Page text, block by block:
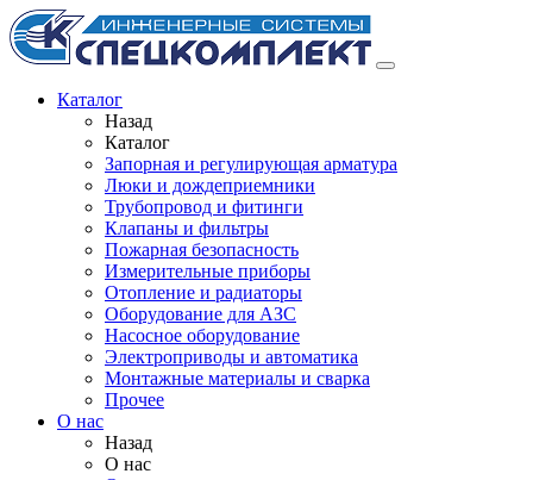
Каталог
Назад
Каталог
Запорная и регулирующая арматура
Люки и дождеприемники
Трубопровод и фитинги
Клапаны и фильтры
Пожарная безопасность
Измерительные приборы
Отопление и радиаторы
Оборудование для АЗС
Насосное оборудование
Электроприводы и автоматика
Монтажные материалы и сварка
Прочее
О нас
Назад
О нас